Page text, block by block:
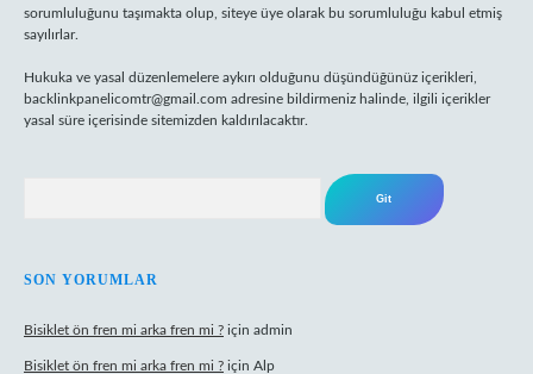
sorumluluğunu taşımakta olup, siteye üye olarak bu sorumluluğu kabul etmiş
sayılırlar.
Hukuka ve yasal düzenlemelere aykırı olduğunu düşündüğünüz içerikleri,
backlinkpanelicomtr@gmail.com adresine bildirmeniz halinde, ilgili içerikler
yasal süre içerisinde sitemizden kaldırılacaktır.
SON YORUMLAR
Bisiklet ön fren mi arka fren mi ? için admin
Bisiklet ön fren mi arka fren mi ? için Alp